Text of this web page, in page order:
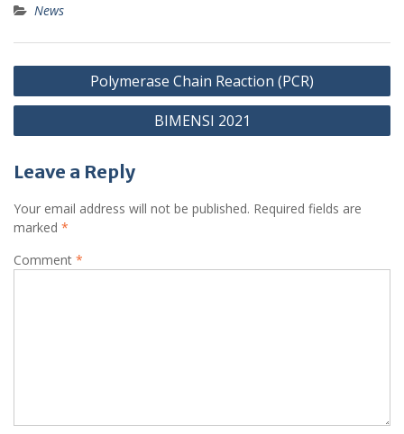
News
Post
navigation
Polymerase Chain Reaction (PCR)
BIMENSI 2021
Leave a Reply
Your email address will not be published. Required fields are
marked *
Comment *